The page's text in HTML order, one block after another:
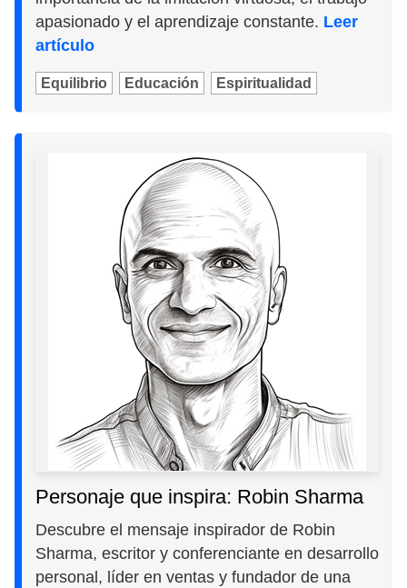
apasionado y el aprendizaje constante. Leer
artículo
Equilibrio Educación Espiritualidad
Personaje que inspira: Robin Sharma
Descubre el mensaje inspirador de Robin
Sharma, escritor y conferenciante en desarrollo
personal, líder en ventas y fundador de una